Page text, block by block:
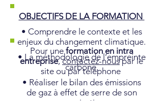
OBJECTIFS DE LA FORMATION
• Comprendre le contexte et les
enjeux du changement climatique.
• La méthodologie de l’empreinte
carbone.
• Réaliser le bilan des émissions
de gaz à effet de serre de son
Pour uneformation en intra
entreprise,contactez-nouspar le
site ou par téléphone